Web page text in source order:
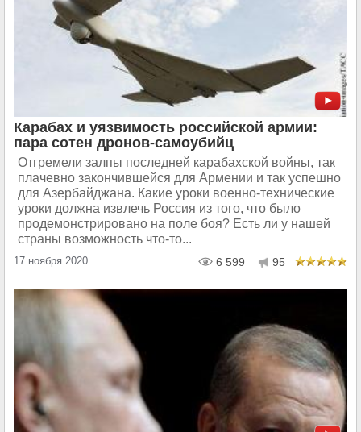
Карабах и уязвимость российской армии:
пара сотен дронов-самоубийц
Отгремели залпы последней карабахской войны, так
плачевно закончившейся для Армении и так успешно
для Азербайджана. Какие уроки военно-технические
уроки должна извлечь Россия из того, что было
продемонстрировано на поле боя? Есть ли у нашей
страны возможность что-то...
17 ноября 2020 6 599 95